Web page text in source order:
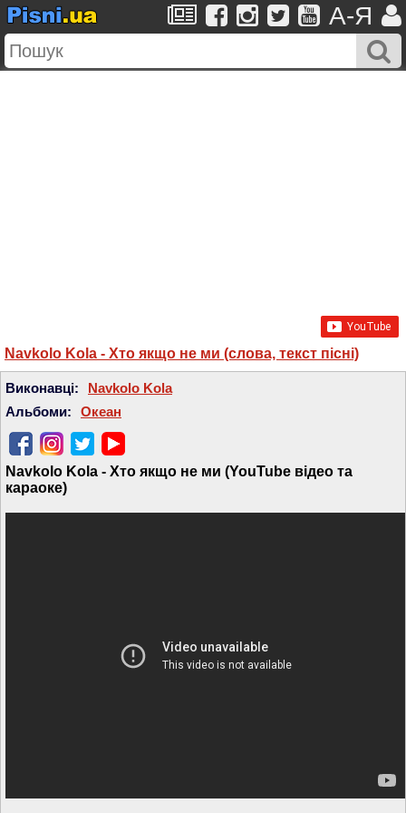
A-Я
Navkolo Kola - Хто якщо не ми (слова, текст пісні)
Виконавці:
Navkolo Kola
Альбоми:
Океан
Navkolo Kola - Хто якщо не ми (YouTube відео та
караоке)